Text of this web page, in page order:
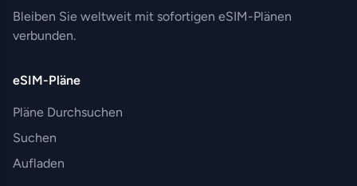
Bleiben Sie weltweit mit sofortigen eSIM-Plänen
verbunden.
eSIM-Pläne
Pläne Durchsuchen
Suchen
Aufladen